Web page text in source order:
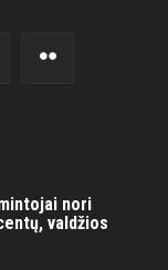
nori
valdžios